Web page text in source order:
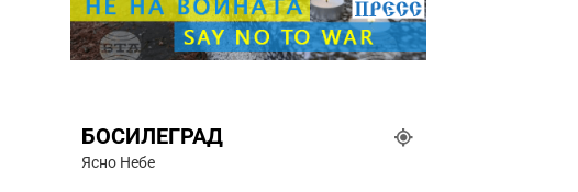
БОСИЛЕГРАД
Ясно Небе